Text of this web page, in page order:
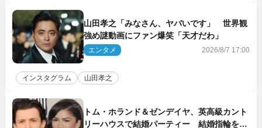
山田孝之「みなさん、ヤバいです」 世界観
強め謎動画にファン爆笑「天才だわ」
エンタメ 2026/8/7 17:00
インスタグラム 山田孝之
トム・ホランド＆ゼンデイヤ、英高級カント
リーハウスで結婚パーティー 結婚指輪を身